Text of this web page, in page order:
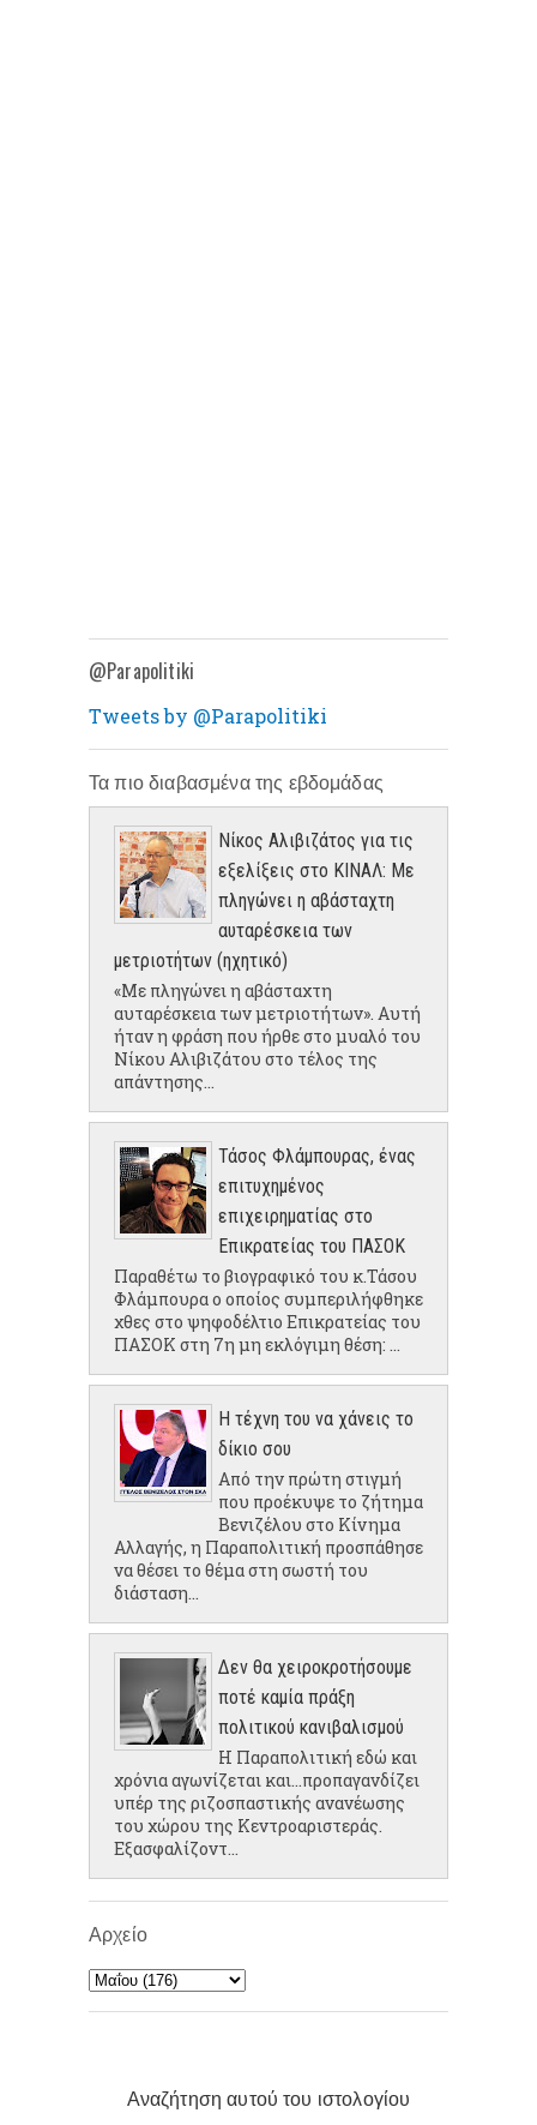
@Parapolitiki
Tweets by @Parapolitiki
Τα πιο διαβασμένα της εβδομάδας
Νίκος Αλιβιζάτος για τις
εξελίξεις στο ΚΙΝΑΛ: Με
πληγώνει η αβάσταχτη
αυταρέσκεια των
μετριοτήτων (ηχητικό)
«Με πληγώνει η αβάσταχτη
αυταρέσκεια των μετριοτήτων». Αυτή
ήταν η φράση που ήρθε στο μυαλό του
Νίκου Αλιβιζάτου στο τέλος της
απάντησης...
Τάσος Φλάμπουρας, ένας
επιτυχημένος
επιχειρηματίας στο
Επικρατείας του ΠΑΣΟΚ
Παραθέτω το βιογραφικό του κ.Τάσου
Φλάμπουρα ο οποίος συμπεριλήφθηκε
χθες στο ψηφοδέλτιο Επικρατείας του
ΠΑΣΟΚ στη 7η μη εκλόγιμη θέση: ...
Η τέχνη του να χάνεις το
δίκιο σου
Από την πρώτη στιγμή
που προέκυψε το ζήτημα
Βενιζέλου στο Κίνημα
Αλλαγής, η Παραπολιτική προσπάθησε
να θέσει το θέμα στη σωστή του
διάσταση...
Δεν θα χειροκροτήσουμε
ποτέ καμία πράξη
πολιτικού κανιβαλισμού
Η Παραπολιτική εδώ και
χρόνια αγωνίζεται και...προπαγανδίζει
υπέρ της ριζοσπαστικής ανανέωσης
του χώρου της Κεντροαριστεράς.
Εξασφαλίζοντ...
Αρχείο
Αναζήτηση αυτού του ιστολογίου